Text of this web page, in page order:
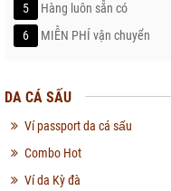
5
Hàng luôn sẵn có
6
MIỄN PHÍ vận chuyển
DA CÁ SẤU
Ví passport da cá sấu
Combo Hot
Ví da Kỳ đà